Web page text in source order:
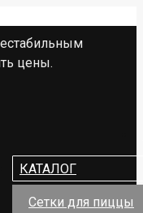
цены.
КАТАЛОГ
Сетки для пиццы